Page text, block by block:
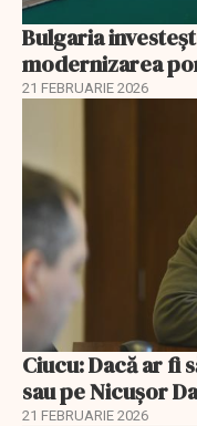
Bulgaria
modernizarea
21 FEBRUARIE 2026
Ciucu: Dacă ar fi
sau pe Nicușor
21 FEBRUARIE 2026